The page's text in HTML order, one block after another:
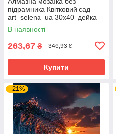
підрамника Квітковий сад
art_selena_ua 30х40 Ідейка
(AMC7900)
В наявності
263,67 ₴ 346,93 ₴
Купити
–21%